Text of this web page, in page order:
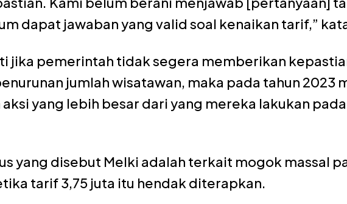
dapat jawaban yang valid soal kenaikan tarif,”
jika pemerintah tidak segera memberikan
jumlah wisatawan, maka pada tahun 2023
yang lebih besar dari yang mereka lakukan
yang disebut Melki adalah terkait mogok massal
tarif 3,75 juta itu hendak diterapkan.